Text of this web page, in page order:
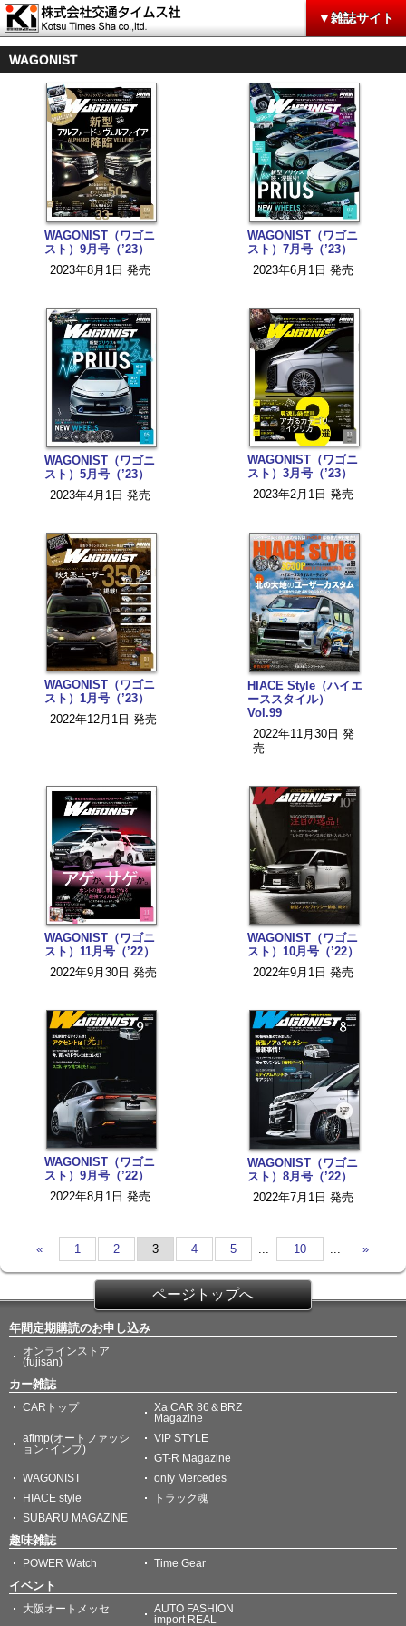
▼雑誌サイト
WAGONIST
WAGONIST（ワゴニ
スト）9月号（’23）
2023年8月1日 発売
WAGONIST（ワゴニ
スト）7月号（’23）
2023年6月1日 発売
WAGONIST（ワゴニ
スト）5月号（’23）
2023年4月1日 発売
WAGONIST（ワゴニ
スト）3月号（’23）
2023年2月1日 発売
WAGONIST（ワゴニ
スト）1月号（’23）
2022年12月1日 発売
HIACE Style（ハイエ
ーススタイル）
Vol.99
2022年11月30日 発
売
WAGONIST（ワゴニ
スト）11月号（’22）
2022年9月30日 発売
WAGONIST（ワゴニ
スト）10月号（’22）
2022年9月1日 発売
WAGONIST（ワゴニ
スト）9月号（’22）
2022年8月1日 発売
WAGONIST（ワゴニ
スト）8月号（’22）
2022年7月1日 発売
« 1 2 3 4 5 ... 10 ... »
ページトップへ
年間定期購読のお申し込み
オンラインストア
(fujisan)
カー雑誌
CARトップ
Xa CAR 86＆BRZ
Magazine
afimp(オートファッシ
ョン･インプ)
VIP STYLE
GT-R Magazine
WAGONIST
only Mercedes
HIACE style
トラック魂
SUBARU MAGAZINE
趣味雑誌
POWER Watch Time Gear
イベント
大阪オートメッセ
AUTO FASHION
import REAL